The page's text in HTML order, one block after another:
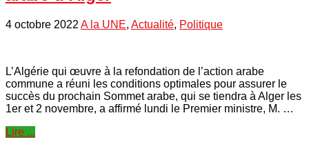
4 octobre 2022 A la UNE, Actualité, Politique
L’Algérie qui œuvre à la refondation de l’action arabe
commune a réuni les conditions optimales pour assurer le
succès du prochain Sommet arabe, qui se tiendra à Alger les
1er et 2 novembre, a affirmé lundi le Premier ministre, M. …
Lire ...